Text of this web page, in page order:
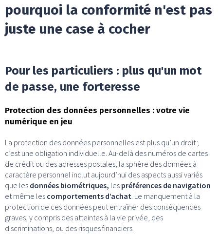
pourquoi la conformité n'est pas
juste une case à cocher
Pour les particuliers : plus qu'un mot
de passe, une forteresse
Protection des données personnelles : votre vie
numérique en jeu
La protection des données personnelles est plus qu’un droit ;
c’est une obligation individuelle. Au-delà des numéros de cartes
de crédit ou des adresses postales, la sphère des données à
caractère personnel inclut aujourd’hui des aspects aussi variés
que les données biométriques, les préférences de navigation
et même les comportements d’achat. Le manquement à la
protection de ces données peut entraîner des conséquences
graves, y compris des atteintes à la vie privée, des
discriminations, ou des risques financiers.